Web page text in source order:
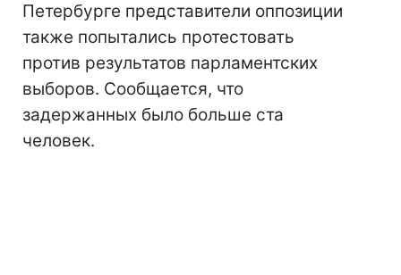
Петербурге представители оппозиции
также попытались протестовать
против результатов парламентских
выборов. Сообщается, что
задержанных было больше ста
человек.